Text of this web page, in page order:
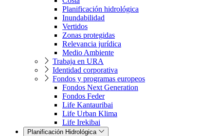
Planificación hidrológica
Inundabilidad
Vertidos
Zonas protegidas
Relevancia jurídica
Medio Ambiente
Trabaja en URA
Identidad corporativa
Fondos y programas europeos
Fondos Next Generation
Fondos Feder
Life Kantauribai
Life Urban Klima
Life Irekibai
Planificación Hidrológica